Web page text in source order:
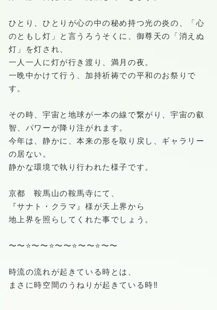
ひとり、ひとりが心の中の秘め持つ光の炎の、「心
のともし灯」と言うろうそくに、御尊天の「消えぬ
灯」を灯され、
一人一人に灯が行き渡り、満月の夜。
一晩中かけて行う、加持祈祷での平和のお祭りで
す。
その時、宇宙と地球が一本の線で繋がり、宇宙の叡
智、パワーが降り注がれます。
今年は、静かに、本来の形を取り戻し、ギャラリー
の居ない。
静かな環境で執り行われた様子です。
京都 鞍馬山の鞍馬寺にて、
『サナト・クラマ』様が天上界から
地上界を照らしてくれた事でしょう。
〜〜⭐️〜〜⭐️〜〜⭐️〜〜⭐️〜〜
時流の流れが起きている時とは、
まさに時空間のうねりが起きている時‼️